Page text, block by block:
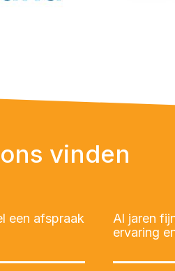
vinden
een afspraak
Al jaren
ervaring